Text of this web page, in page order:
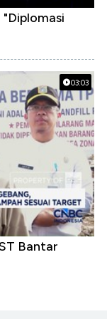
03:03
Bantar